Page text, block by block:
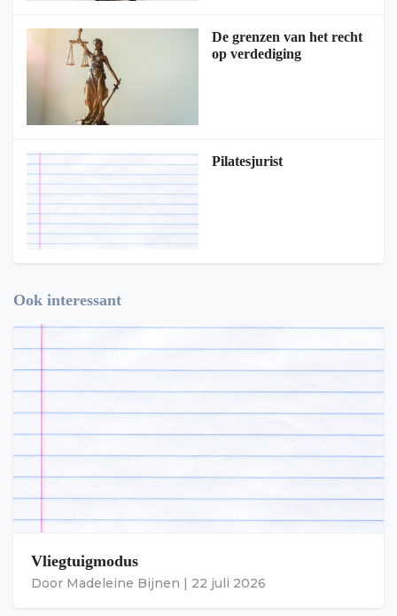
De grenzen van het recht
op verdediging
Pilatesjurist
Ook interessant
Vliegtuigmodus
Door Madeleine Bijnen 22 juli 2026